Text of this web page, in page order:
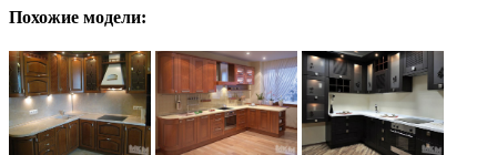
Похожие модели: